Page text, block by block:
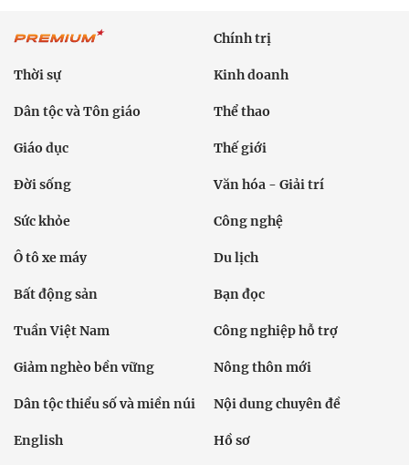
Chính trị
Thời sự Kinh doanh
Dân tộc và Tôn giáo Thể thao
Giáo dục Thế giới
Đời sống Văn hóa - Giải trí
Sức khỏe Công nghệ
Ô tô xe máy Du lịch
Bất động sản Bạn đọc
Tuần Việt Nam Công nghiệp hỗ trợ
Giảm nghèo bền vững Nông thôn mới
Dân tộc thiểu số và miền núi Nội dung chuyên đề
English Hồ sơ